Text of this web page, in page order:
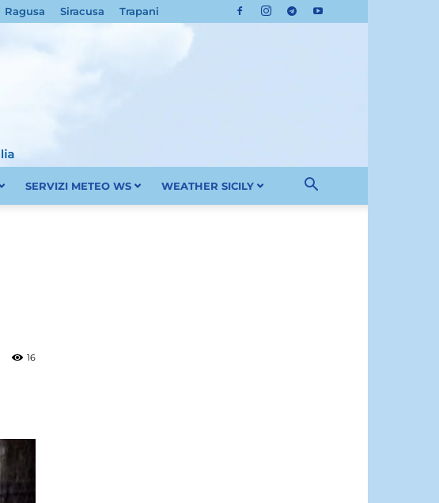
Ragusa Siracusa Trapani
SERVIZI METEO WS WEATHER SICILY
16